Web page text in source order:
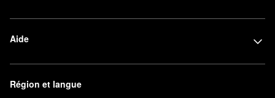
Aide
Région et langue